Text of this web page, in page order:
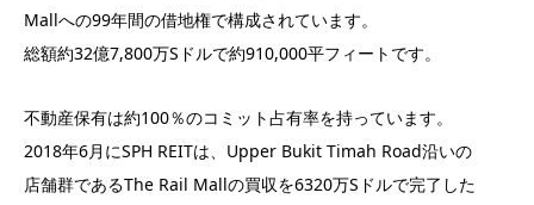
Mallへの99年間の借地権で構成されています。
総額約32億7,800万Sドルで約910,000平フィートです。
不動産保有は約100％のコミット占有率を持っています。
2018年6月にSPH REITは、Upper Bukit Timah Road沿いの
店舗群であるThe Rail Mallの買収を6320万Sドルで完了した